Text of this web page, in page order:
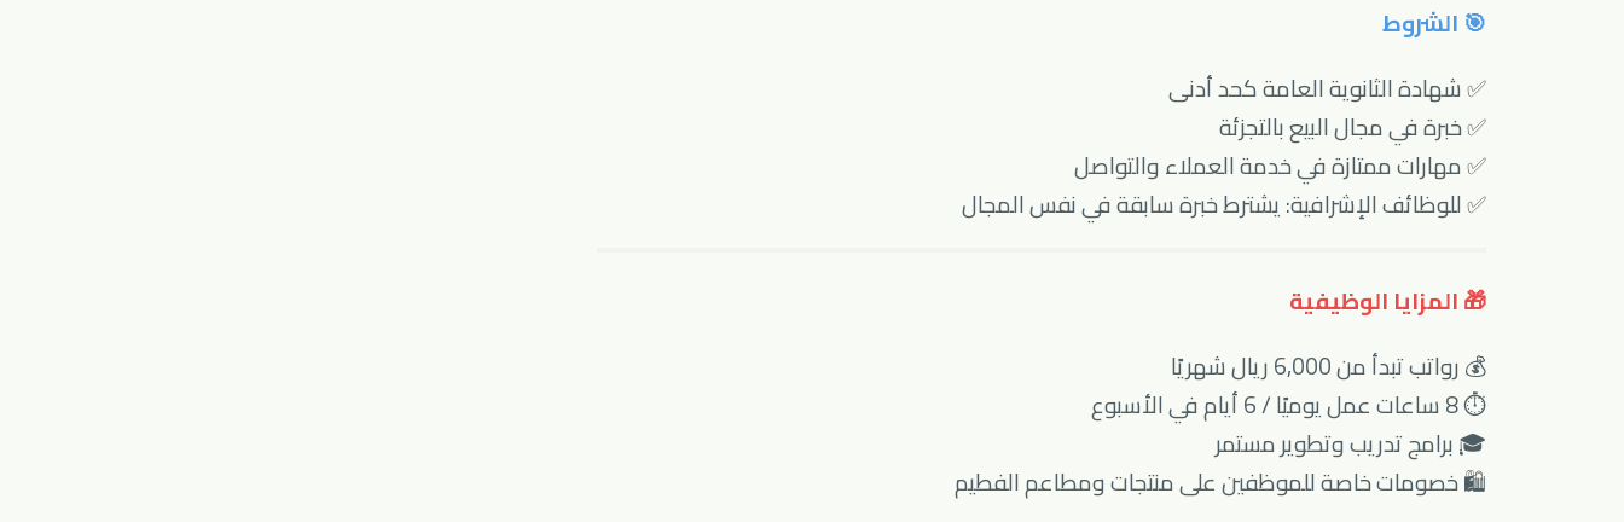
🎯 الشروط
✅ شهادة الثانوية العامة كحد أدنى
✅ خبرة في مجال البيع بالتجزئة
✅ مهارات ممتازة في خدمة العملاء والتواصل
✅ للوظائف الإشرافية: يشترط خبرة سابقة في نفس المجال
🎁 المزايا الوظيفية
💰 رواتب تبدأ من 6,000 ريال شهريًا
⏱ 8 ساعات عمل يوميًا / 6 أيام في الأسبوع
🎓 برامج تدريب وتطوير مستمر
🛍 خصومات خاصة للموظفين على منتجات ومطاعم الفطيم